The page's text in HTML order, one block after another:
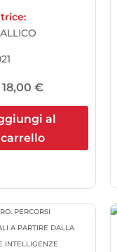
18,00 €
al
carrello